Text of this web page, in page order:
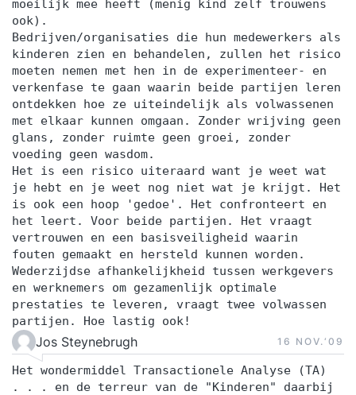
moeilijk mee heeft (menig kind zelf trouwens
ook).
Bedrijven/organisaties die hun medewerkers als
kinderen zien en behandelen, zullen het risico
moeten nemen met hen in de experimenteer- en
verkenfase te gaan waarin beide partijen leren
ontdekken hoe ze uiteindelijk als volwassenen
met elkaar kunnen omgaan. Zonder wrijving geen
glans, zonder ruimte geen groei, zonder
voeding geen wasdom.
Het is een risico uiteraard want je weet wat
je hebt en je weet nog niet wat je krijgt. Het
is ook een hoop 'gedoe'. Het confronteert en
het leert. Voor beide partijen. Het vraagt
vertrouwen en een basisveiligheid waarin
fouten gemaakt en hersteld kunnen worden.
Wederzijdse afhankelijkheid tussen werkgevers
en werknemers om gezamenlijk optimale
prestaties te leveren, vraagt twee volwassen
partijen. Hoe lastig ook!
Jos Steynebrugh 16 NOV.‘09
Het wondermiddel Transactionele Analyse (TA)
. . . en de terreur van de "Kinderen" daarbij